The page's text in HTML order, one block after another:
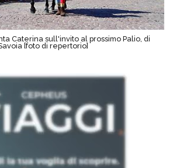
Caterina sull'invito al prossimo Palio, di
[foto di repertorio]